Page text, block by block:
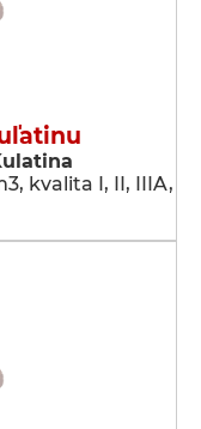
kvalita I, II, IIIA,